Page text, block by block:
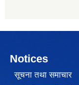
Notices
सूचना तथा समाचार